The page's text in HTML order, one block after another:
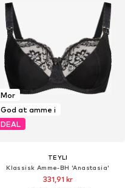
Mor
God at amme i
DEAL
TEYLI
Klassisk Amme-BH 'Anastasia'
331,91 kr